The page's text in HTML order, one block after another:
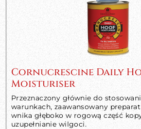
Cornucrescine Daily
Moisturiser
Przeznaczony głównie do
warunkach, zaawansowany
wnika głęboko w rogową część
uzupełnianie wilgoci.